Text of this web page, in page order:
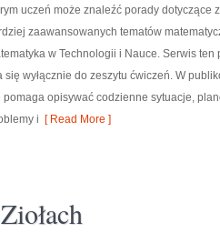
uczeń może znaleźć porady
zaawansowanych tematów
w Technologii i Nauce. Serwis
wyłącznie do zeszytu ćwiczeń. W
opisywać codzienne sytuacje,
i [ Read More ]